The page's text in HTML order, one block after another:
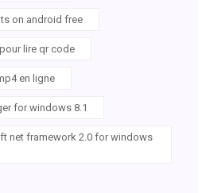
on android free
lire qr code
en ligne
for windows 8.1
net framework 2.0 for windows